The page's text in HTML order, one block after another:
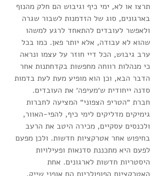
תרצו או לא, ימי כיף וגיבוש הם חלק מהנוף
בארגונים, סוג של הזדמנות לשבור שגרה
ולאפשר לעובדים להתאחד לרגע למשהו
שהוא לא עבודה, אלא יותר פאן. כמו בכל
ערב גיבוש, הכל דיי חוזר על עצמו ונראה
כי מנהלות רווחה מחפשות בקדחתנות אחר
הדבר הבא, וכן הוא מופיע מעת לעת בדמות
סדנה ייחודית ש׳מעיפה׳ את העובדים.
חברת ״הטריפ הצפוני״ המציעה לחברות
גימיקים מדליקים לימי כיף, להפי-האוור,
ולכנסים עסקיים, מכירה היטב את הרעב
בחיפוש אחר אטרקציות חדשות. ולכן מפעם
לפעם היא מתכננת סדנאות ופעילויות
היסטריות חדשות לארגונים. אחת